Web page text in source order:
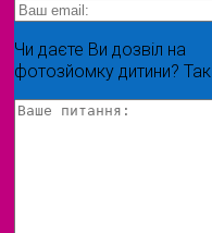
Чи даєте Ви дозвіл на
фотозйомку дитини? Так